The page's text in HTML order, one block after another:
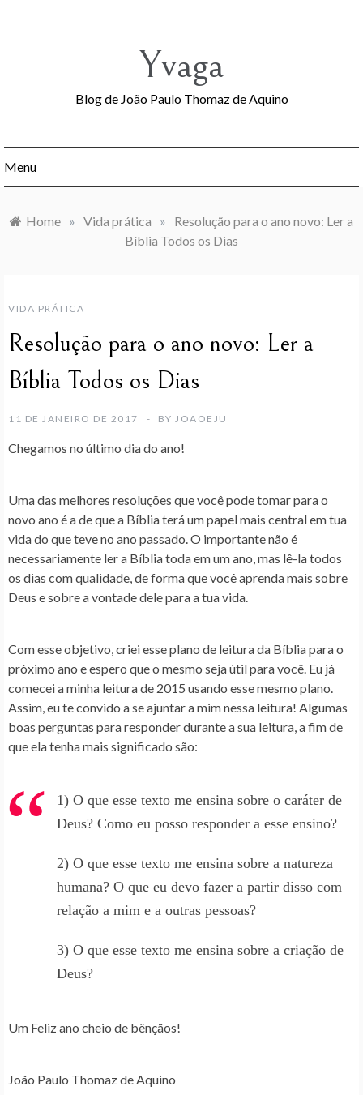
Yvaga
Blog de João Paulo Thomaz de Aquino
Menu
Home » Vida prática »
Resolução para o ano novo: Ler a
Bíblia Todos os Dias
VIDA PRÁTICA
Resolução para o ano novo: Ler a
Bíblia Todos os Dias
11 DE JANEIRO DE 2017 BY JOAOEJU
Chegamos no último dia do ano!
Uma das melhores resoluções que você pode tomar para o
novo ano é a de que a Bíblia terá um papel mais central em tua
vida do que teve no ano passado. O importante não é
necessariamente ler a Bíblia toda em um ano, mas lê-la todos
os dias com qualidade, de forma que você aprenda mais sobre
Deus e sobre a vontade dele para a tua vida.
Com esse objetivo, criei esse plano de leitura da Bíblia para o
próximo ano e espero que o mesmo seja útil para você. Eu já
comecei a minha leitura de 2015 usando esse mesmo plano.
Assim, eu te convido a se ajuntar a mim nessa leitura! Algumas
boas perguntas para responder durante a sua leitura, a fim de
que ela tenha mais significado são:
1) O que esse texto me ensina sobre o caráter de
Deus? Como eu posso responder a esse ensino?
2) O que esse texto me ensina sobre a natureza
humana? O que eu devo fazer a partir disso com
relação a mim e a outras pessoas?
3) O que esse texto me ensina sobre a criação de
Deus?
Um Feliz ano cheio de bênçãos!
João Paulo Thomaz de Aquino